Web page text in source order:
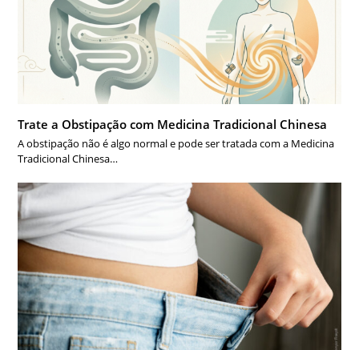
Trate a Obstipação com Medicina Tradicional Chinesa
A obstipação não é algo normal e pode ser tratada com a Medicina
Tradicional Chinesa…